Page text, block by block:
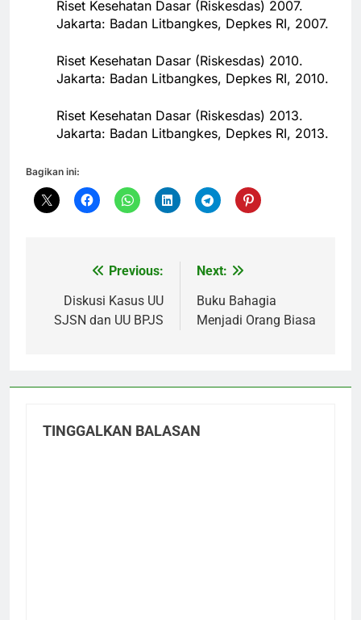
Riset Kesehatan Dasar (Riskesdas) 2007.
Jakarta: Badan Litbangkes, Depkes RI, 2007.
Riset Kesehatan Dasar (Riskesdas) 2010.
Jakarta: Badan Litbangkes, Depkes RI, 2010.
Riset Kesehatan Dasar (Riskesdas) 2013.
Jakarta: Badan Litbangkes, Depkes RI, 2013.
Bagikan ini:
Navigasi
pos
Previous:
Diskusi Kasus UU
SJSN dan UU BPJS
Next:
Buku Bahagia
Menjadi Orang Biasa
TINGGALKAN BALASAN